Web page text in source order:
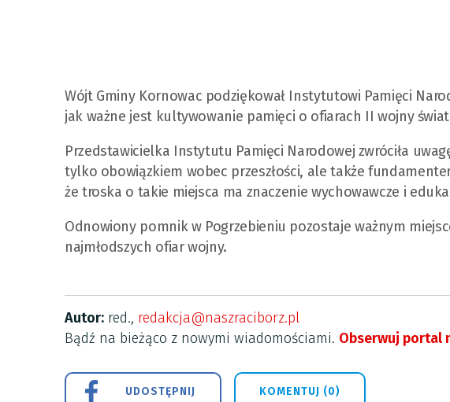
Wójt Gminy Kornowac podziękował Instytutowi Pamięci
jak ważne jest kultywowanie pamięci o ofiarach II wojny
Przedstawicielka Instytutu Pamięci Narodowej zwróciła
tylko obowiązkiem wobec przeszłości, ale także
że troska o takie miejsca ma znaczenie wychowawcze i
Odnowiony pomnik w Pogrzebieniu pozostaje ważnym
najmłodszych ofiar wojny.
Autor: red., redakcja@naszraciborz.pl
Bądź na bieżąco z nowymi wiadomościami. Obserwuj portal
UDOSTĘPNIJ KOMENTUJ (0)